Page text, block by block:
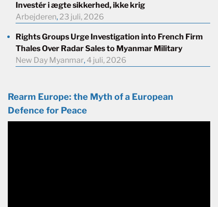
Investér i ægte sikkerhed, ikke krig
Arbejderen, 23 juli, 2026
Rights Groups Urge Investigation into French Firm
Thales Over Radar Sales to Myanmar Military
New Day Myanmar, 4 juli, 2026
Rearm Europe: the Myth of a European
Defence for Peace